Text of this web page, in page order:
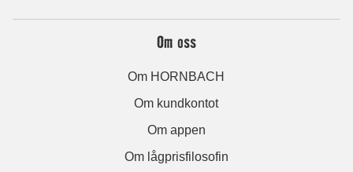
Om oss
Om HORNBACH
Om kundkontot
Om appen
Om lågprisfilosofin